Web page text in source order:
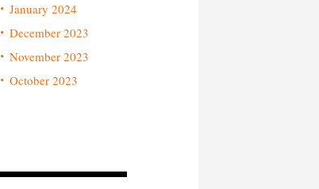
January 2024
December 2023
November 2023
October 2023